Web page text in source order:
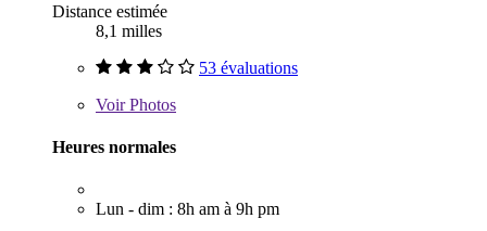
Distance estimée
8,1 milles
53 évaluations
VoirPhotos
Heures normales
Lun - dim : 8h am à 9h pm